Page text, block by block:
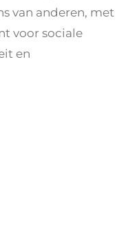
van anderen, met
voor sociale
en